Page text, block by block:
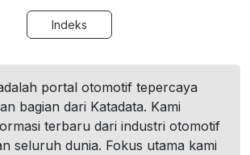
Indeks
portal otomotif tepercaya
bagian dari Katadata. Kami
terbaru dari industri otomotif
seluruh dunia. Fokus utama kami